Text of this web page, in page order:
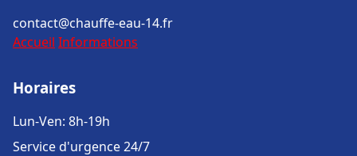
contact@chauffe-eau-14.fr
Accueil Informations
Horaires
Lun-Ven: 8h-19h
Service d'urgence 24/7